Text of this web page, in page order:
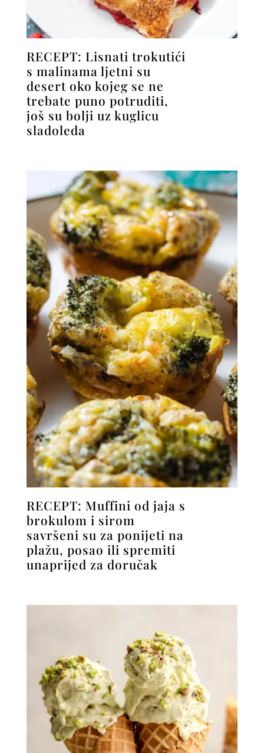
RECEPT: Lisnati trokutići
s malinama ljetni su
desert oko kojeg se ne
trebate puno potruditi,
još su bolji uz kuglicu
sladoleda
RECEPT: Muffini od jaja s
brokulom i sirom
savršeni su za ponijeti na
plažu, posao ili spremiti
unaprijed za doručak